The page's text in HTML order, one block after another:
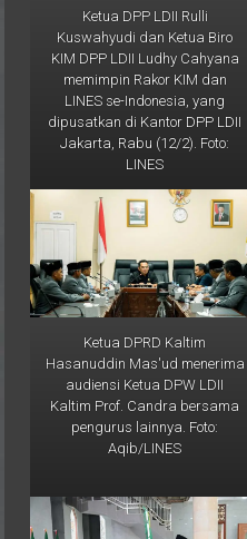
Ketua DPP LDII Rulli
Kuswahyudi dan Ketua Biro
KIM DPP LDII Ludhy Cahyana
memimpin Rakor KIM dan
LINES se-Indonesia, yang
dipusatkan di Kantor DPP LDII
Jakarta, Rabu (12/2). Foto:
LINES
Ketua DPRD Kaltim
Hasanuddin Mas'ud menerima
audiensi Ketua DPW LDII
Kaltim Prof. Candra bersama
pengurus lainnya. Foto: